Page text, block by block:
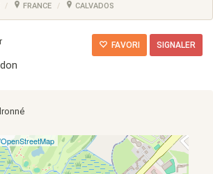
FRANCE CALVADOS
FAVORI SIGNALER